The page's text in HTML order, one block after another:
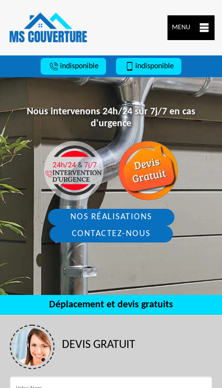
MENU
indisponible indisponible
Nous intervenons 24h/24 sur 7j/7 en cas
d'urgence
NOS RÉALISATIONS
CONTACTEZ-NOUS
Déplacement et devis gratuits
DEVIS GRATUIT